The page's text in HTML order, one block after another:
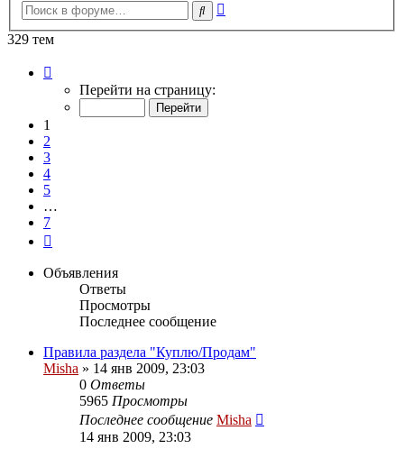
Поиск
329 тем
Перейти на страницу:
1
2
3
4
5
…
7
Объявления
Ответы
Просмотры
Последнее сообщение
Правила раздела "Куплю/Продам"
Misha » 14 янв 2009, 23:03
0 Ответы
5965 Просмотры
Последнее сообщение Misha
14 янв 2009, 23:03